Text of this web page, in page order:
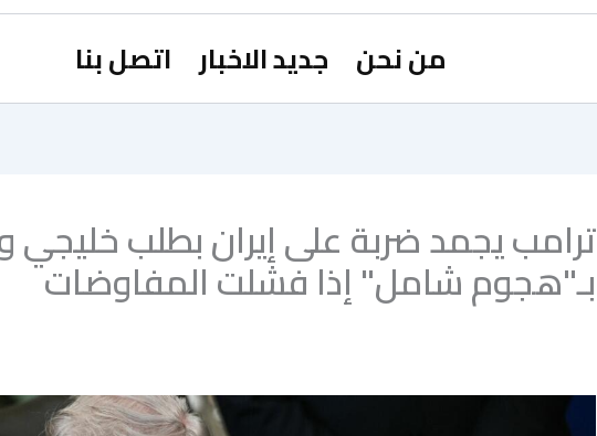
من نحن جديد الاخبار اتصل بنا
ترامب يجمد ضربة على إيران بطلب خليجي
بـ"هجوم شامل" إذا فشلت المفاوضات